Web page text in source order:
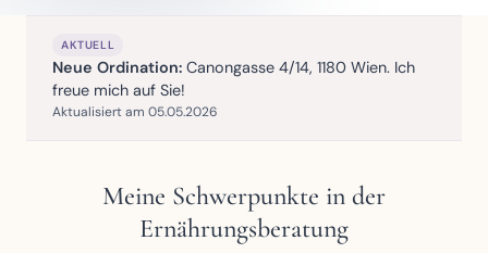
AKTUELL
Neue Ordination: Canongasse 4/14, 1180 Wien. Ich
freue mich auf Sie!
Aktualisiert am 05.05.2026
Meine Schwerpunkte in der
Ernährungsberatung